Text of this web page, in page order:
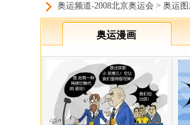
奥运频道-2008北京奥运会 > 奥运
奥运漫画